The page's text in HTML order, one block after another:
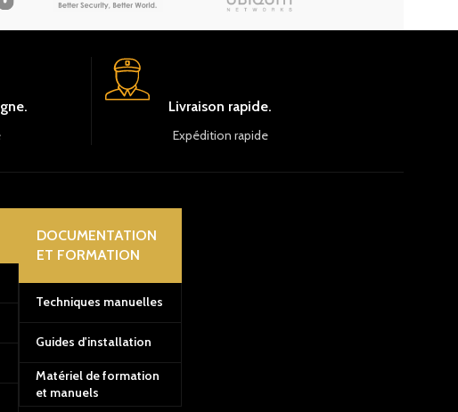
Livraison rapide.
Expédition rapide
DOCUMENTATION
ET FORMATION
Techniques manuelles
Guides d'installation
Matériel de formation
et manuels